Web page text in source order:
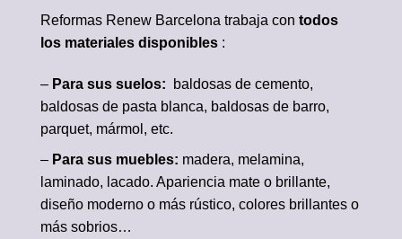
Reformas Renew Barcelona trabaja con todos
los materiales disponibles :
– Para sus suelos:
baldosas de cemento,
baldosas de pasta blanca, baldosas de barro,
parquet, mármol, etc.
– Para sus muebles: madera, melamina,
laminado, lacado. Apariencia mate o brillante,
diseño moderno o más rústico, colores brillantes o
más sobrios…